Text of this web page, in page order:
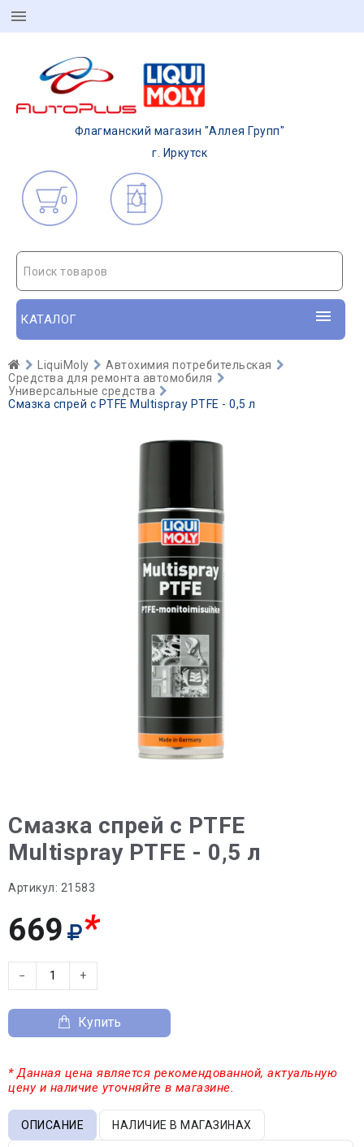
Флагманский магазин "Аллея Групп"
г. Иркутск
0
Поиск товаров
КАТАЛОГ
LiquiMoly
Автохимия потребительская
Средства для ремонта автомобиля
Универсальные средства
Смазка спрей с PTFE Multispray PTFE - 0,5 л
Смазка спрей с PTFE
Multispray PTFE - 0,5 л
Артикул: 21583
669 *
− +
Купить
* Данная цена является рекомендованной, актуальную
цену и наличие уточняйте в магазине.
ОПИСАНИЕ НАЛИЧИЕ В МАГАЗИНАХ